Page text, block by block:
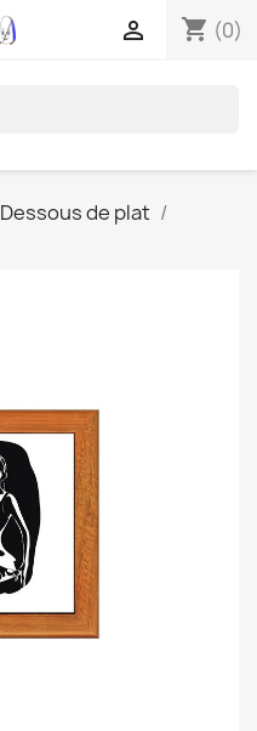
shopping_cart (0)

Dessous de plat